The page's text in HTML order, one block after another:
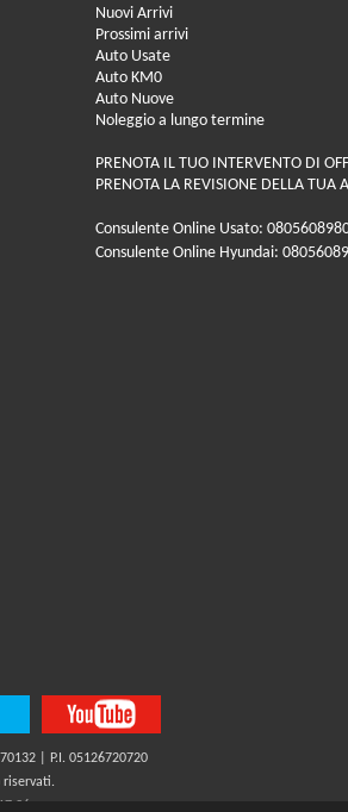
Nuovi Arrivi
Prossimi arrivi
Auto Usate
Auto KM0
Auto Nuove
Noleggio a lungo termine
PRENOTA IL TUO INTERVENTO DI
PRENOTA LA REVISIONE DELLA TUA
Consulente Online Usato:
Consulente Online Hyundai:
| P.I. 05126720720
riservati.